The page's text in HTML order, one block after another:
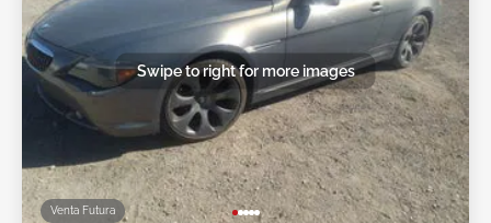
Venta Futura
Swipe to right for more images